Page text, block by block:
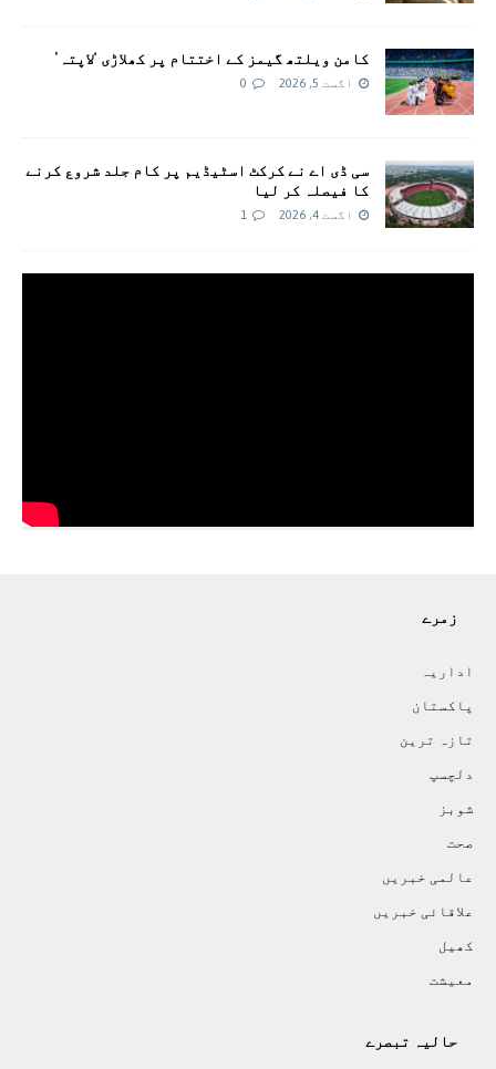
کامن ویلتھ گیمز کے اختتام پر کھلاڑی ‘لاپتہ’
اگست 5, 2026 0
سی ڈی اے نے کرکٹ اسٹیڈیم پر کام جلد شروع کرنے
کا فیصلہ کر لیا
اگست 4, 2026 1
زمرے
اداريہ
پاکستان
تازہ ترين
دلچسپ
شوبز
صحت
عالمی خبريں
علاقائی خبريں
کھيل
معيشت
حالیہ تبصرے